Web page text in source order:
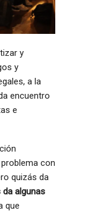
y
y
a la
encuentro
e
con
quizás da
algunas
que